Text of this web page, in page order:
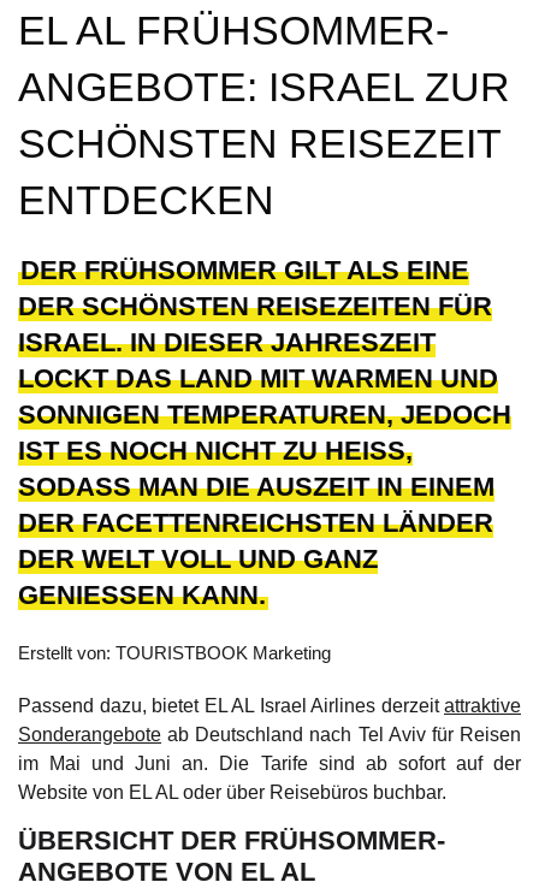
EL AL FRÜHSOMMER-
ANGEBOTE: ISRAEL ZUR
SCHÖNSTEN REISEZEIT
ENTDECKEN
DER FRÜHSOMMER GILT ALS EINE
DER SCHÖNSTEN REISEZEITEN FÜR
ISRAEL. IN DIESER JAHRESZEIT
LOCKT DAS LAND MIT WARMEN UND
SONNIGEN TEMPERATUREN, JEDOCH
IST ES NOCH NICHT ZU HEISS, S
ODASS MAN DIE AUSZEIT IN EINEM D
ER FACETTENREICHSTEN LÄNDER D
ER WELT VOLL UND GANZ G
ENIESSEN KANN.
Erstellt von: TOURISTBOOK Marketing
Passend dazu, bietet EL AL Israel Airlines derzeitattraktive
Sonderangebote ab Deutschland nach Tel Aviv für Reisen
im Mai und Juni an. Die Tarife sind ab sofort auf der
Website von EL AL oder über Reisebüros buchbar.
ÜBERSICHT DER FRÜHSOMMER-
ANGEBOTE VON EL AL